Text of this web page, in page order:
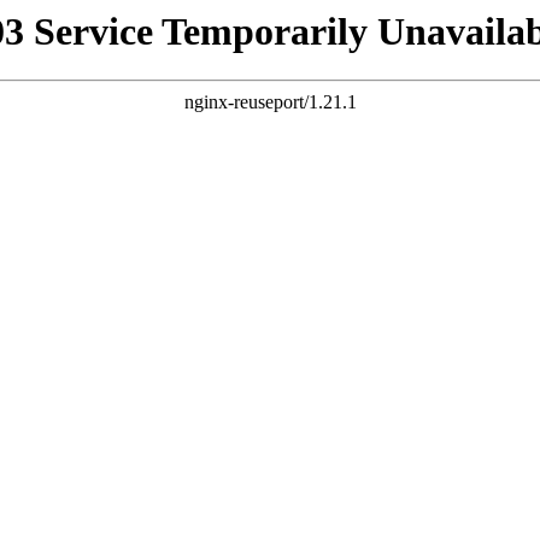
Service Temporarily
nginx-reuseport/1.21.1